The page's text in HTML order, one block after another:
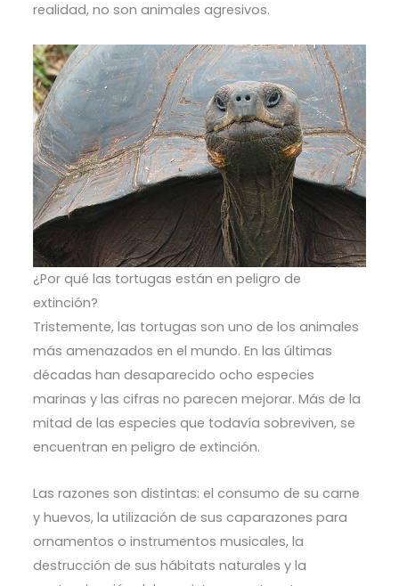
realidad, no son animales agresivos.
¿Por qué las tortugas están en peligro de
extinción?
Tristemente, las tortugas son uno de los animales
más amenazados en el mundo. En las últimas
décadas han desaparecido ocho especies
marinas y las cifras no parecen mejorar. Más de la
mitad de las especies que todavía sobreviven, se
encuentran en peligro de extinción.
Las razones son distintas: el consumo de su carne
y huevos, la utilización de sus caparazones para
ornamentos o instrumentos musicales, la
destrucción de sus hábitats naturales y la